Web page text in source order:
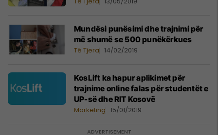
Mundësi punësimi dhe trajnimi për
më shumë se 500 punëkërkues
Të Tjera 14/02/2019
KosLift ka hapur aplikimet për
trajnime online falas për studentët e
UP-së dhe RIT Kosovë
Marketing 15/01/2019